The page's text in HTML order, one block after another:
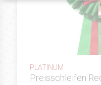
PLATINUM
Preisschleifen